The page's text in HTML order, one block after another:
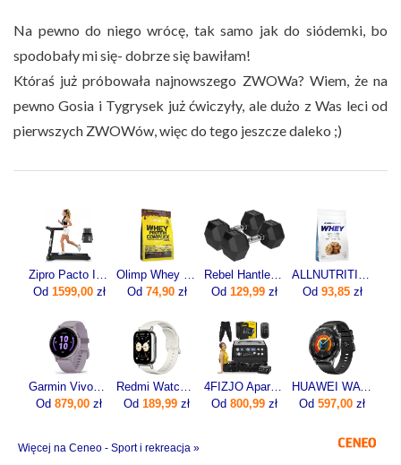
Na pewno do niego wrócę, tak samo jak do siódemki, bo
spodobały mi się- dobrze się bawiłam!
Któraś już próbowała najnowszego ZWOWa? Wiem, że na
pewno Gosia i Tygrysek już ćwiczyły, ale dużo z Was leci od
pierwszych ZWOWów, więc do tego jeszcze daleko ;)
Zipro Pacto Iconsole+ Bluetooth 5221
Od 1599,00zł
Olimp Whey Protein Complex 600g
Od 74,90zł
Rebel ‎Hantle Hex żeliwne 2 x 12.5 kg
Od 129,99 zł
ALLNUTRITION Whey Protein Premium 700g
Od 93,85zł
Garmin Vivoactive 5 Bezel Orchid 010-02862-13
Od 879,00 zł
Redmi Watch 5 Lite Złoty
Od 189,99 zł
4FIZJO Aparat Do Drenażu Limfatycznego Med C6 (6-Komorowy 6 Trybów)
Od 800,99 zł
HUAWEI WATCH GT 5 46mm Active
Od 597,00 zł
Więcej na Ceneo - Sport i rekreacja »